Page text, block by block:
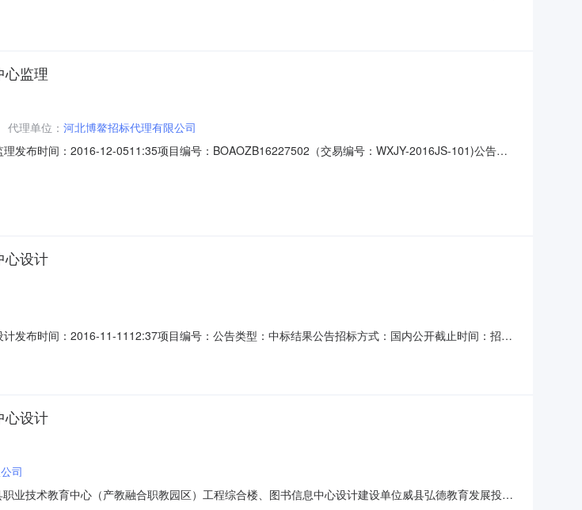
程名称威县职业技术教育中心（产教融合职教园区）工程综合楼、图书信息
心监理
代理单位： 河北博鳌招标代理有限公司
发布时间：2016-12-0511:35项目编号：BOAOZB16227502（交易编号：WXJY-2016JS-101)公告类
技术教育中心（产教融合职教园区）工程综合楼、图书信息中心监理建
心设计
发布时间：2016-11-1112:37项目编号：公告类型：中标结果公告招标方式：国内公开截止时间：招标
教育发展投资有限责任公司招标方式公开招标招标性质设计招标计划开工日期2016-11-30计划竣工日期
心设计
司
业技术教育中心（产教融合职教园区）工程综合楼、图书信息中心设计建设单位威县弘德教育发展投资